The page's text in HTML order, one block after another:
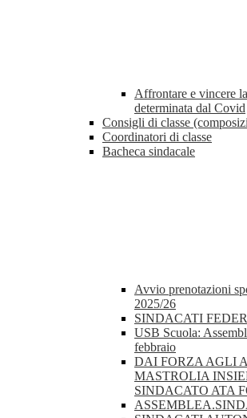
Affrontare e vincere
determinata dal Covid
Consigli di classe
Coordinatori di classe
Bacheca sindacale
Avvio prenotazioni
2025/26
SINDACATI
USB Scuola:
febbraio
DAI FORZA AGLI
MASTROLIA
SINDACATO ATA